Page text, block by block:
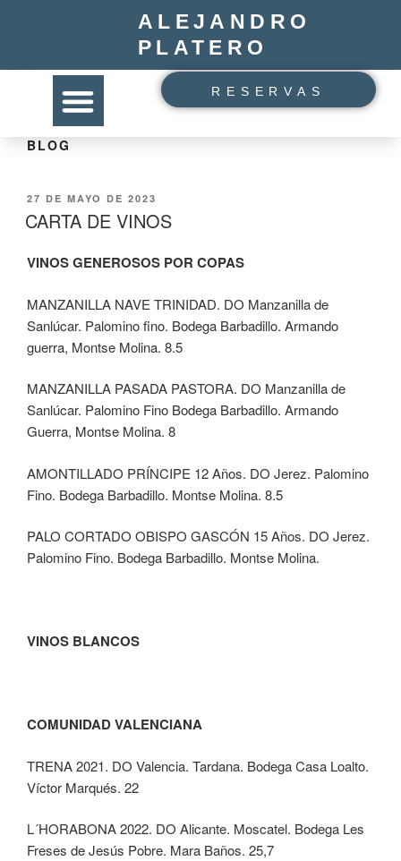
ALEJANDRO
PLATERO
RESERVAS
BLOG
27 DE MAYO DE 2023
CARTA DE VINOS
VINOS GENEROSOS POR COPAS
MANZANILLA NAVE TRINIDAD. DO Manzanilla de
Sanlúcar. Palomino fino. Bodega Barbadillo. Armando
guerra, Montse Molina. 8.5
MANZANILLA PASADA PASTORA. DO Manzanilla de
Sanlúcar. Palomino Fino Bodega Barbadillo. Armando
Guerra, Montse Molina. 8
AMONTILLADO PRÍNCIPE 12 Años. DO Jerez. Palomino
Fino. Bodega Barbadillo. Montse Molina. 8.5
PALO CORTADO OBISPO GASCÓN 15 Años. DO Jerez.
Palomino Fino. Bodega Barbadillo. Montse Molina.
VINOS BLANCOS
COMUNIDAD VALENCIANA
TRENA 2021. DO Valencia. Tardana. Bodega Casa Loalto.
Víctor Marqués. 22
L´HORABONA 2022. DO Alicante. Moscatel. Bodega Les
Freses de Jesús Pobre. Mara Baños. 25,7